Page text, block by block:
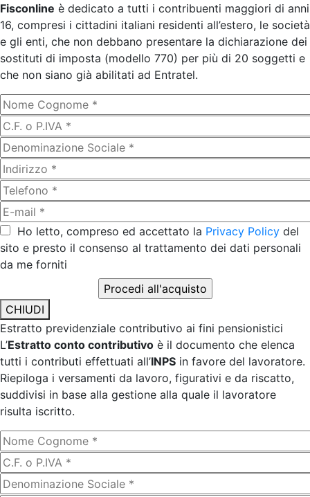
Fisconline è dedicato a tutti i contribuenti maggiori di anni
16, compresi i cittadini italiani residenti all’estero, le società
e gli enti, che non debbano presentare la dichiarazione dei
sostituti di imposta (modello 770) per più di 20 soggetti e
che non siano già abilitati ad Entratel.
Ho letto, compreso ed accettato la Privacy Policy del
sito e presto il consenso al trattamento dei dati personali
da me forniti
CHIUDI
Estratto previdenziale contributivo ai fini pensionistici
L’Estratto conto contributivo è il documento che elenca
tutti i contributi effettuati all’INPS in favore del lavoratore.
Riepiloga i versamenti da lavoro, figurativi e da riscatto,
suddivisi in base alla gestione alla quale il lavoratore
risulta iscritto.